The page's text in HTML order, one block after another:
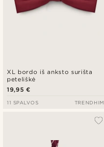
XL bordo iš anksto surišta
peteliškė
19,95 €
11 SPALVOS TRENDHIM